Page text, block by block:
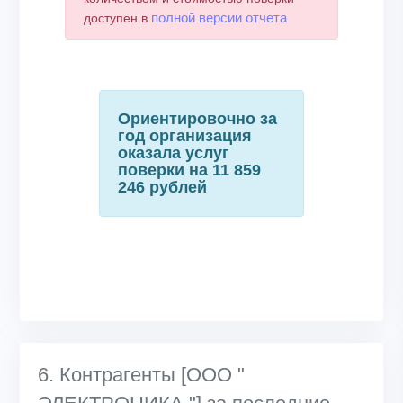
доступен в полной версии отчета
Ориентировочно за
год организация
оказала услуг
поверки на 11 859
246 рублей
6. Контрагенты [ООО "